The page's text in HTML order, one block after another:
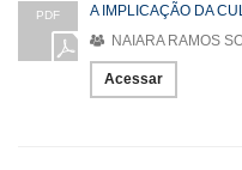
PDF
A IMPLICAÇÃO DA
NAIARA RAMOS
Acessar